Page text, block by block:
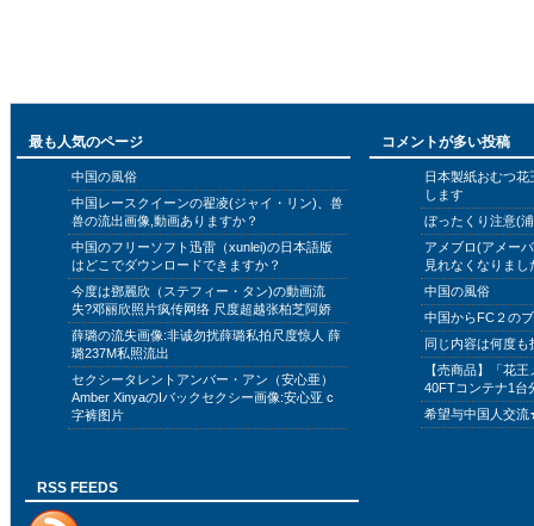
最も人気のページ
中国の風俗
中国レースクイーンの翟凌(ジャイ・リン)、兽
兽の流出画像,動画ありますか？
中国のフリーソフト迅雷（xunlei)の日本語版
はどこでダウンロードできますか？
今度は鄧麗欣（ステフィー・タン)の動画流
失?邓丽欣照片疯传网络 尺度超越张柏芝阿娇
薛璐の流失画像:非诚勿扰薛璐私拍尺度惊人 薛
璐237M私照流出
セクシータレントアンバー・アン（安心亜）
Amber XinyaのIバックセクシー画像:安心亚 c
字裤图片
コメントが多い投稿
日本製紙おむつ
します
ぼったくり注意(
アメブロ(アメー
見れなくなりまし
中国の風俗
中国からFC２の
同じ内容は何度
【売商品】「花
40FTコンテナ1台
希望与中国人交
RSS FEEDS